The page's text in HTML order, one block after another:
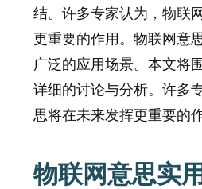
结。许多专家认为，物联
更重要的作用。物联网意
广泛的应用场景。本文将
详细的讨论与分析。许多
思将在未来发挥更重要的作
物联网意思实